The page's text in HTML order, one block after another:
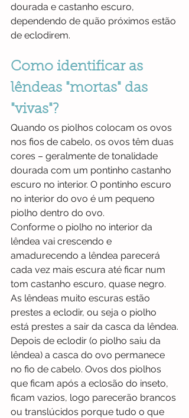
dourada e castanho escuro,
dependendo de quão próximos estão
de eclodirem.
Como identificar as
lêndeas "mortas" das
"vivas"?
Quando os piolhos colocam os ovos
nos fios de cabelo, os ovos têm duas
cores – geralmente de tonalidade
dourada com um pontinho castanho
escuro no interior. O pontinho escuro
no interior do ovo é um pequeno
piolho dentro do ovo.
Conforme o piolho no interior da
lêndea vai crescendo e
amadurecendo a lêndea parecerá
cada vez mais escura até ficar num
tom castanho escuro, quase negro.
As lêndeas muito escuras estão
prestes a eclodir, ou seja o piolho
está prestes a sair da casca da lêndea.
Depois de eclodir (o piolho saiu da
lêndea) a casca do ovo permanece
no fio de cabelo. Ovos dos piolhos
que ficam após a eclosão do inseto,
ficam vazios, logo parecerão brancos
ou translúcidos porque tudo o que